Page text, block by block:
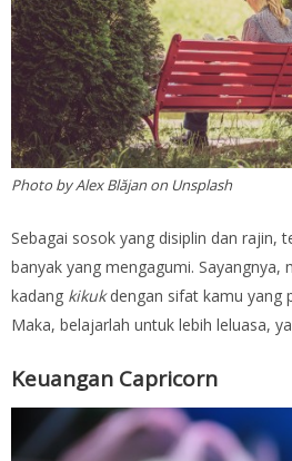
Photo by Alex Blăjan on Unsplash
Sebagai sosok yang disiplin dan rajin,
banyak yang mengagumi. Sayangnya,
kadang kikukdengan sifat kamu yang
Maka, belajarlah untuk lebih leluasa,
Keuangan Capricorn